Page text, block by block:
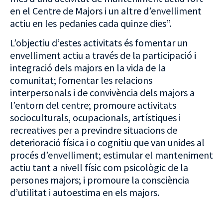
en el Centre de Majors i un altre d’envelliment
actiu en les pedanies cada quinze dies”.
L’objectiu d’estes activitats és fomentar un
envelliment actiu a través de la participació i
integració dels majors en la vida de la
comunitat; fomentar les relacions
interpersonals i de convivència dels majors a
l’entorn del centre; promoure activitats
socioculturals, ocupacionals, artístiques i
recreatives per a previndre situacions de
deterioració física i o cognitiu que van unides al
procés d’envelliment; estimular el manteniment
actiu tant a nivell físic com psicològic de la
persones majors; i promoure la consciència
d’utilitat i autoestima en els majors.